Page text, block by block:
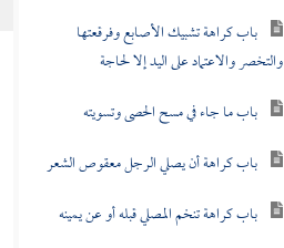
باب كراهة تشبيك الأصابع وفرقعتها
والتخصر والاعتماد على اليد إلا لحاجة
باب ما جاء في مسح الحصى وتسويته
باب كراهة أن يصلي الرجل معقوص الشعر
باب كراهة تنخم المصلي قبله أو عن يمينه